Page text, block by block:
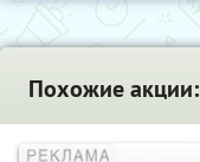
Похожие акции: